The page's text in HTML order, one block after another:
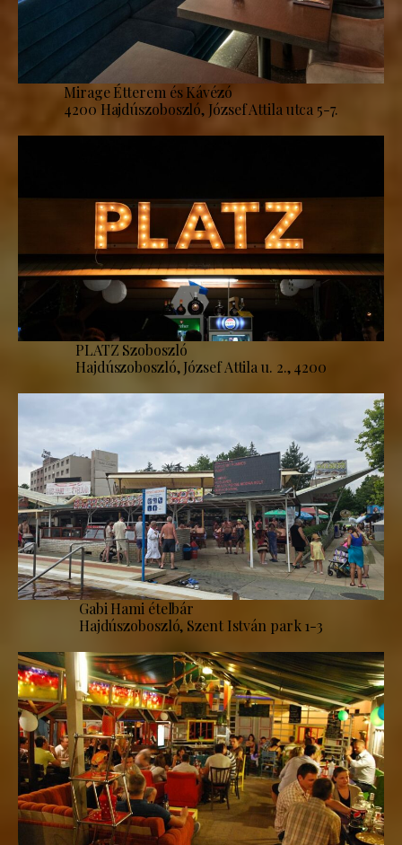
Mirage Étterem és Kávézó
4200 Hajdúszoboszló, József Attila utca 5-7.
PLATZ Szoboszló
Hajdúszoboszló, József Attila u. 2., 4200
Gabi Hami ételbár
Hajdúszoboszló, Szent István park 1-3